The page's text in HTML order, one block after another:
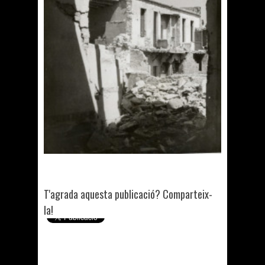
T'agrada aquesta publicació? Comparteix-
la!